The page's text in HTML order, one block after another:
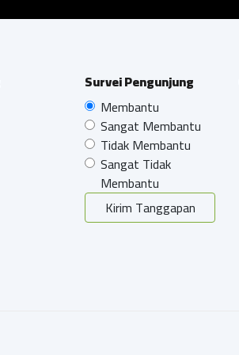
Survei Pengunjung
Membantu
Sangat Membantu
Tidak Membantu
Sangat Tidak
Membantu
Kirim Tanggapan